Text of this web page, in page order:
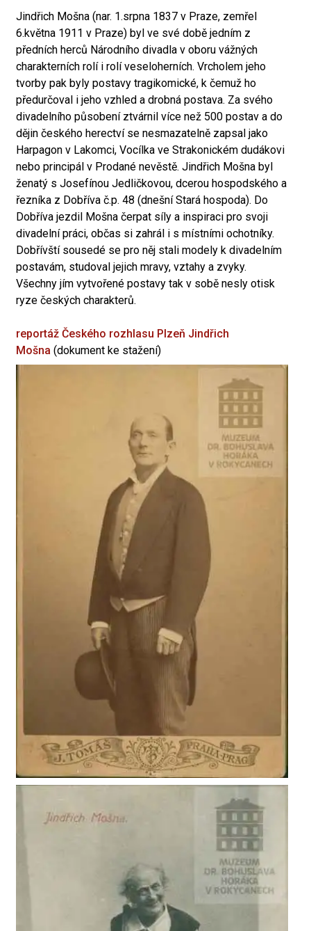
Jindřich Mošna (nar. 1.srpna 1837 v Praze, zemřel
6.května 1911 v Praze) byl ve své době jedním z
předních herců Národního divadla v oboru vážných
charakterních rolí i rolí veseloherních. Vrcholem jeho
tvorby pak byly postavy tragikomické, k čemuž ho
předurčoval i jeho vzhled a drobná postava. Za svého
divadelního působení ztvárnil více než 500 postav a do
dějin českého herectví se nesmazatelně zapsal jako
Harpagon v Lakomci, Vocílka ve Strakonickém dudákovi
nebo principál v Prodané nevěstě. Jindřich Mošna byl
ženatý s Josefínou Jedličkovou, dcerou hospodského a
řezníka z Dobříva č.p. 48 (dnešní Stará hospoda). Do
Dobříva jezdil Mošna čerpat síly a inspiraci pro svoji
divadelní práci, občas si zahrál i s místními ochotníky.
Dobřívští sousedé se pro něj stali modely k divadelním
postavám, studoval jejich mravy, vztahy a zvyky.
Všechny jím vytvořené postavy tak v sobě nesly otisk
ryze českých charakterů.
reportáž Českého rozhlasu Plzeň Jindřich
Mošna (dokument ke stažení)